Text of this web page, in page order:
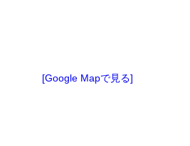
[Google Mapで見る]